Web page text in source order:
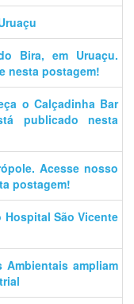
Bira, em Uruaçu.
nesta postagem!
o Calçadinha Bar
publicado nesta
Acesse nosso
postagem!
Hospital São Vicente
Ambientais ampliam